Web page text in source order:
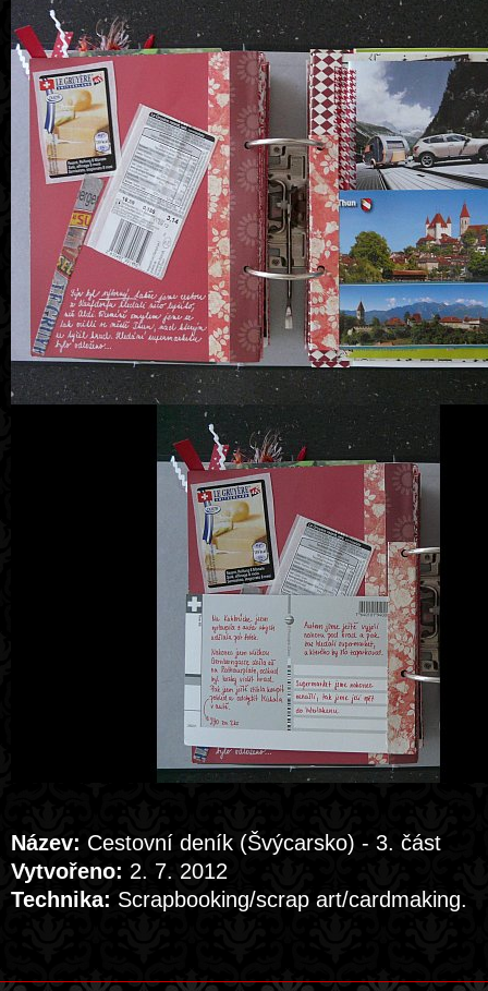
Název: Cestovní deník (Švýcarsko) - 3. část
Vytvořeno: 2. 7. 2012
Technika: Scrapbooking/scrap art/cardmaking.